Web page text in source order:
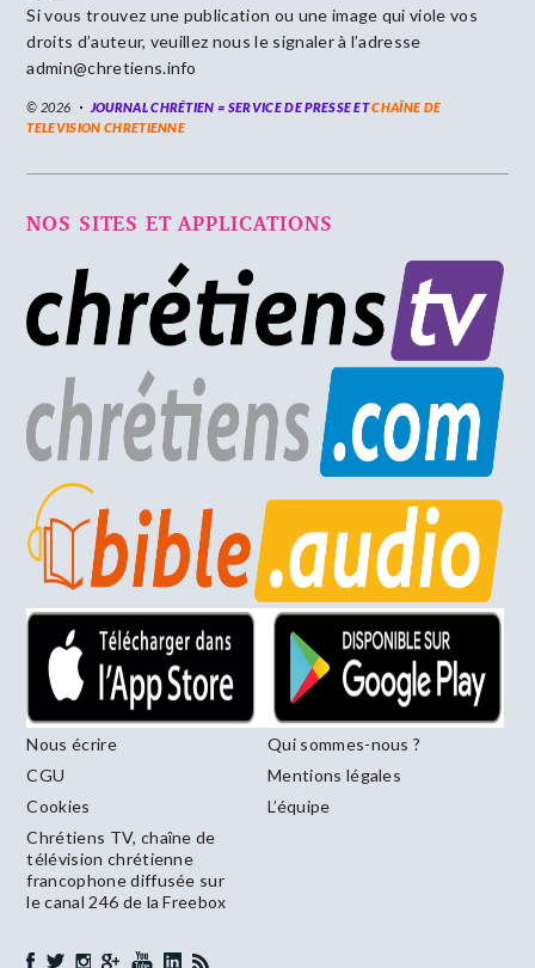
Si vous trouvez une publication ou une image qui viole vos
droits d’auteur, veuillez nous le signaler à l’adresse
admin@chretiens.info
© 2026 JOURNAL CHRÉTIEN = SERVICE DE PRESSE ETCHAÎNE DE
TELEVISION CHRETIENNE
NOS SITES ET APPLICATIONS
Nous écrire
Qui sommes-nous ?
CGU
Mentions légales
Cookies
L’équipe
Chrétiens TV, chaîne de
télévision chrétienne
francophone diffusée sur
le canal 246 de la Freebox